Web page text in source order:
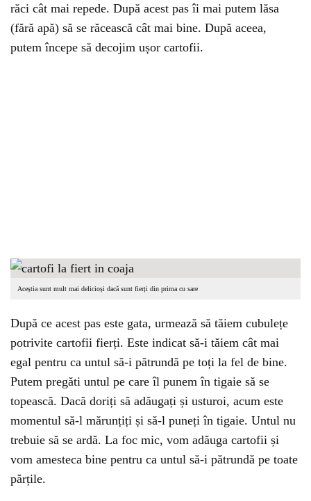
răci cât mai repede. După acest pas îi mai putem lăsa
(fără apă) să se răcească cât mai bine. După aceea,
putem începe să decojim ușor cartofii.
Aceștia sunt mult mai delicioși dacă sunt fierți din prima cu sare
După ce acest pas este gata, urmează să tăiem cubulețe
potrivite cartofii fierți. Este indicat să-i tăiem cât mai
egal pentru ca untul să-i pătrundă pe toți la fel de bine.
Putem pregăti untul pe care îl punem în tigaie să se
topească. Dacă doriți să adăugați și usturoi, acum este
momentul să-l mărunțiți și să-l puneți în tigaie. Untul nu
trebuie să se ardă. La foc mic, vom adăuga cartofii și
vom amesteca bine pentru ca untul să-i pătrundă pe toate
părțile.